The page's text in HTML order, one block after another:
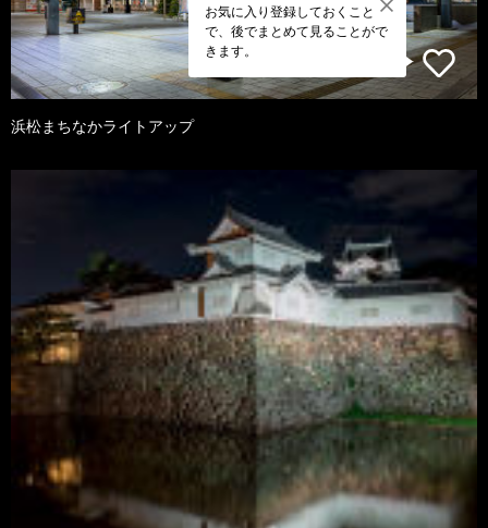
お気に入り登録しておくこと
で、後でまとめて見ることがで
きます。
浜松まちなかライトアップ